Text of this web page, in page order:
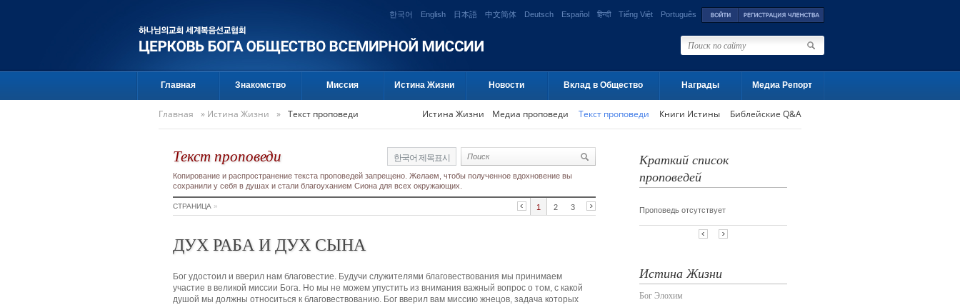
한국어 English 日本語 中文简体 Deutsch Español हिन्दी Tiếng Việt Português
Главная Знакомство Миссия Истина Жизни Новости Вклад в Общество Награды Медиа Репорт
Главная » Истина Жизни » Текст проповеди Истина Жизни Медиа проповеди Текст проповеди Книги Истины Библейские Q&A
Текст проповеди 한국어 제목표시
Копирование и распространение текста проповедей запрещено. Желаем, чтобы полученное вдохновение вы
сохранили у себя в душах и стали благоуханием Сиона для всех окружающих.
СТРАНИЦА » 1 2 3
ДУХ РАБА И ДУХ СЫНА
Бог удостоил и вверил нам благовестие. Будучи служителями благовествования мы принимаем
участие в великой миссии Бога. Но мы не можем упустить из внимания важный вопрос о том, с какой
душой мы должны относиться к благовествованию. Бог вверил вам миссию жнецов, задача которых
Истина Жизни
Бог Элохим